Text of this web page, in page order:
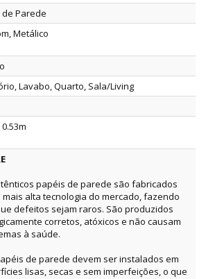
Parede
Metálico
Lavabo, Quarto, Sala/Living
papéis de parede são fabricados
mais alta tecnologia do mercado, fazendo
defeitos sejam raros. São produzidos
corretos, atóxicos e não causam
à saúde.
de parede devem ser instalados em
lisas, secas e sem imperfeições, o que